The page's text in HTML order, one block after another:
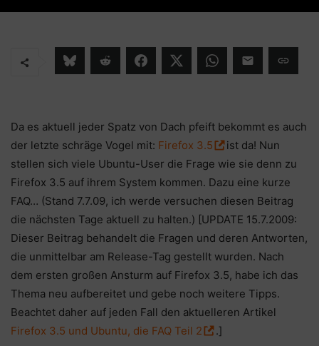
Da es aktuell jeder Spatz von Dach pfeift bekommt es auch
der letzte schräge Vogel mit: Firefox 3.5
ist da! Nun
stellen sich viele Ubuntu-User die Frage wie sie denn zu
Firefox 3.5 auf ihrem System kommen. Dazu eine kurze
FAQ… (Stand 7.7.09, ich werde versuchen diesen Beitrag
die nächsten Tage aktuell zu halten.) [UPDATE 15.7.2009:
Dieser Beitrag behandelt die Fragen und deren Antworten,
die unmittelbar am Release-Tag gestellt wurden. Nach
dem ersten großen Ansturm auf Firefox 3.5, habe ich das
Thema neu aufbereitet und gebe noch weitere Tipps.
Beachtet daher auf jeden Fall den aktuelleren Artikel
Firefox 3.5 und Ubuntu, die FAQ Teil 2
.]